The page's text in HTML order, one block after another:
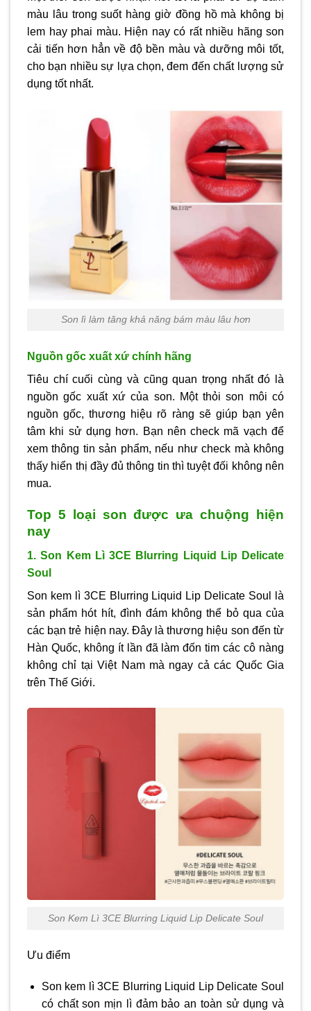
màu lâu trong suốt hàng giờ đồng hồ mà không bị
lem hay phai màu. Hiện nay có rất nhiều hãng son
cải tiến hơn hẳn về độ bền màu và dưỡng môi tốt,
cho bạn nhiều sự lựa chọn, đem đến chất lượng sử
dụng tốt nhất.
Son lì làm tăng khả năng bám màu lâu hơn
Nguồn gốc xuất xứ chính hãng
Tiêu chí cuối cùng và cũng quan trọng nhất đó là
nguồn gốc xuất xứ của son. Một thỏi son môi có
nguồn gốc, thương hiệu rõ ràng sẽ giúp bạn yên
tâm khi sử dụng hơn. Bạn nên check mã vạch để
xem thông tin sản phẩm, nếu như check mà không
thấy hiển thị đầy đủ thông tin thì tuyệt đối không nên
mua.
Top 5 loại son được ưa chuộng hiện
nay
1. Son Kem Lì 3CE Blurring Liquid Lip Delicate
Soul
Son kem lì 3CE Blurring Liquid Lip Delicate Soul là
sản phẩm hót hít, đình đám không thể bỏ qua của
các bạn trẻ hiện nay. Đây là thương hiệu son đến từ
Hàn Quốc, không ít lần đã làm đốn tim các cô nàng
không chỉ tại Việt Nam mà ngay cả các Quốc Gia
trên Thế Giới.
Son Kem Lì 3CE Blurring Liquid Lip Delicate Soul
Ưu điểm
Son kem lì 3CE Blurring Liquid Lip Delicate Soul
có chất son mịn lì đảm bảo an toàn sử dụng và